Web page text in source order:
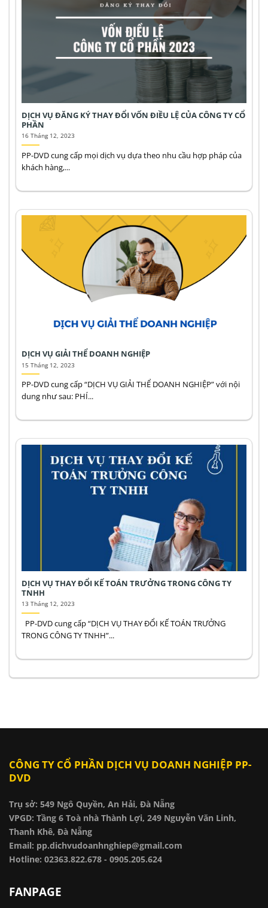
DỊCH VỤ ĐĂNG KÝ THAY ĐỔI VỐN ĐIỀU LỆ CỦA CÔNG TY CỔ
PHẦN
16 Tháng 12, 2023
PP-DVD cung cấp mọi dịch vụ dựa theo nhu cầu hợp pháp của
khách hàng,...
DỊCH VỤ GIẢI THỂ DOANH NGHIỆP
15 Tháng 12, 2023
PP-DVD cung cấp “DỊCH VỤ GIẢI THỂ DOANH NGHIỆP” với nội
dung như sau: PHÍ...
DỊCH VỤ THAY ĐỔI KẾ TOÁN TRƯỞNG TRONG CÔNG TY
TNHH
13 Tháng 12, 2023
PP-DVD cung cấp “DỊCH VỤ THAY ĐỔI KẾ TOÁN TRƯỞNG
TRONG CÔNG TY TNHH”...
CÔNG TY CỔ PHẦN DỊCH VỤ DOANH NGHIỆP PP-
DVD
Trụ sở: 549 Ngô Quyền, An Hải, Đà Nẵng
VPGD: Tầng 6 Toà nhà Thành Lợi, 249 Nguyễn Văn Linh,
Thanh Khê, Đà Nẵng
Email: pp.dichvudoanhnghiep@gmail.com
Hotline: 02363.822.678 - 0905.205.624
FANPAGE